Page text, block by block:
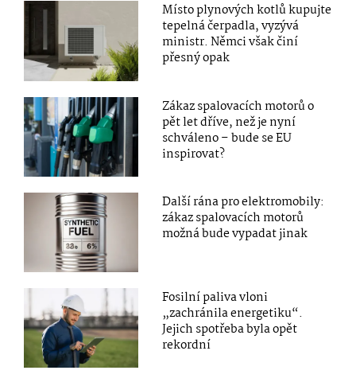
Místo plynových kotlů kupujte
tepelná čerpadla, vyzývá
ministr. Němci však činí
přesný opak
Zákaz spalovacích motorů o
pět let dříve, než je nyní
schváleno – bude se EU
inspirovat?
Další rána pro elektromobily:
zákaz spalovacích motorů
možná bude vypadat jinak
Fosilní paliva vloni
„zachránila energetiku“.
Jejich spotřeba byla opět
rekordní